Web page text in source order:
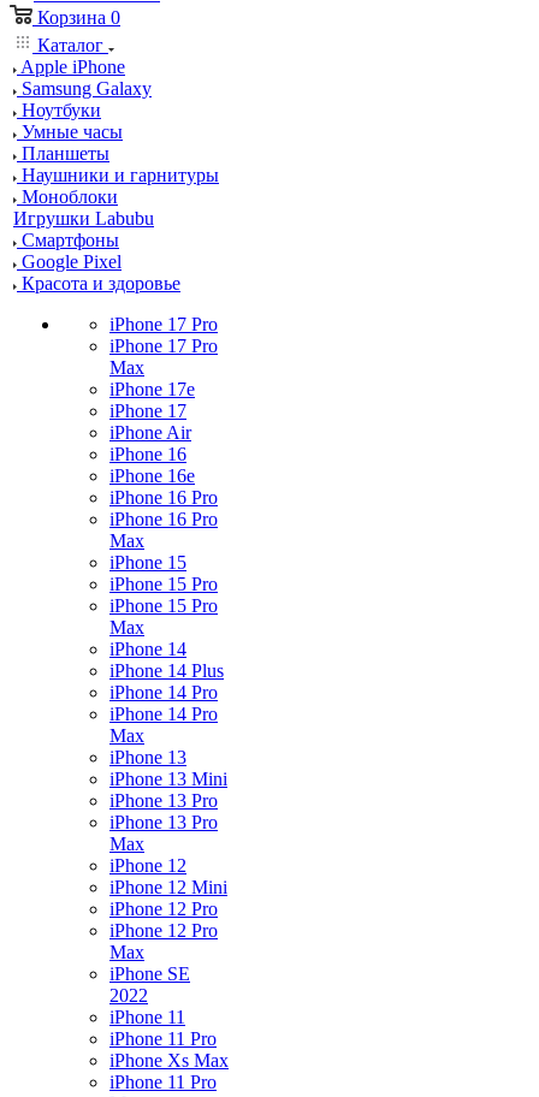
Корзина 0
Каталог
Apple iPhone
Samsung Galaxy
Ноутбуки
Умные часы
Планшеты
Наушники и гарнитуры
Моноблоки
Игрушки Labubu
Смартфоны
Google Pixel
Красота и здоровье
iPhone 17 Pro
iPhone 17 Pro
Max
iPhone 17e
iPhone 17
iPhone Air
iPhone 16
iPhone 16e
iPhone 16 Pro
iPhone 16 Pro
Max
iPhone 15
iPhone 15 Pro
iPhone 15 Pro
Max
iPhone 14
iPhone 14 Plus
iPhone 14 Pro
iPhone 14 Pro
Max
iPhone 13
iPhone 13 Mini
iPhone 13 Pro
iPhone 13 Pro
Max
iPhone 12
iPhone 12 Mini
iPhone 12 Pro
iPhone 12 Pro
Max
iPhone SE
2022
iPhone 11
iPhone 11 Pro
iPhone Xs Max
iPhone 11 Pro